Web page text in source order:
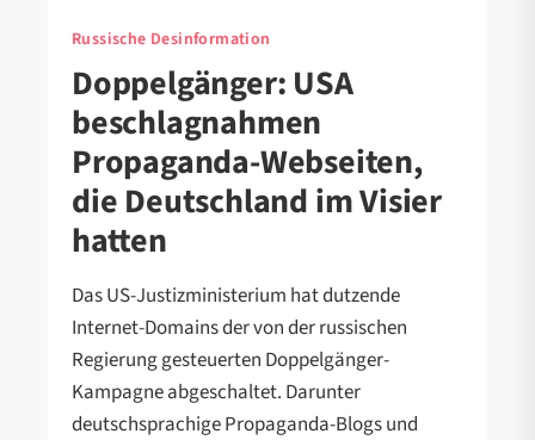
Russische Desinformation
Doppelgänger: USA
beschlagnahmen
Propaganda-Webseiten,
die Deutschland im Visier
hatten
Das US-Justizministerium hat dutzende
Internet-Domains der von der russischen
Regierung gesteuerten Doppelgänger-
Kampagne abgeschaltet. Darunter
deutschsprachige Propaganda-Blogs und